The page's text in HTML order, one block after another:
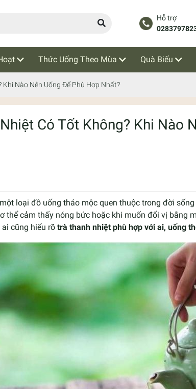
Hỗ trợ
Thức Uống Theo Mùa Quà Biếu
Nào Nên Uống Để Phù Hợp Nhất?
Có Tốt Không? Khi Nào
loại đồ uống thảo mộc quen thuộc trong đời
thể cảm thấy nóng bức hoặc khi muốn đổi vị bằng
cũng hiểu rõ trà thanh nhiệt phù hợp với ai, uống